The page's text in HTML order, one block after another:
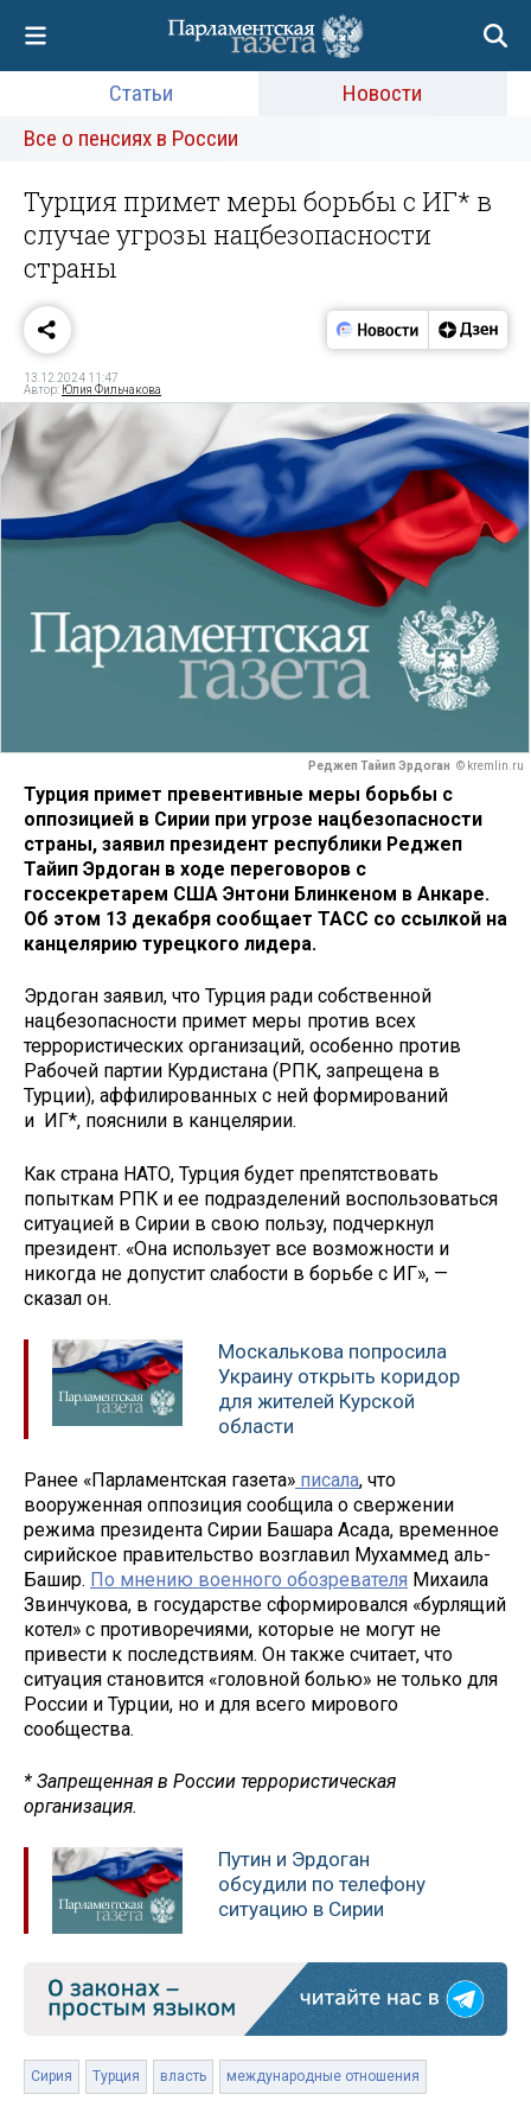
Статьи
Новости
Все о пенсиях в России
Турция примет меры борьбы с ИГ* в
случае угрозы нацбезопасности
страны
13.12.2024 11:47
Автор: Юлия Фильчакова
Реджеп Тайип Эрдоган © kremlin.ru
Турция примет превентивные меры борьбы с
оппозицией в Сирии при угрозе нацбезопасности
страны, заявил президент республики Реджеп
Тайип Эрдоган в ходе переговоров с
госсекретарем США Энтони Блинкеном в Анкаре.
Об этом 13 декабря сообщает ТАСС со ссылкой на
канцелярию турецкого лидера.
Эрдоган заявил, что Турция ради собственной
нацбезопасности примет меры против всех
террористических организаций, особенно против
Рабочей партии Курдистана (РПК, запрещена в
Турции), аффилированных с ней формирований
и ИГ*, пояснили в канцелярии.
Как страна НАТО, Турция будет препятствовать
попыткам РПК и ее подразделений воспользоваться
ситуацией в Сирии в свою пользу, подчеркнул
президент. «Она использует все возможности и
никогда не допустит слабости в борьбе с ИГ», —
сказал он.
Москалькова попросила
Украину открыть коридор
для жителей Курской
области
Ранее «Парламентская газета» писала, что
вооруженная оппозиция сообщила о свержении
режима президента Сирии Башара Асада, временное
сирийское правительство возглавил Мухаммед аль-
Башир. По мнению военного обозревателя Михаила
Звинчукова, в государстве сформировался «бурлящий
котел» с противоречиями, которые не могут не
привести к последствиям. Он также считает, что
ситуация становится «головной болью» не только для
России и Турции, но и для всего мирового
сообщества.
* Запрещенная в России террористическая
организация.
Путин и Эрдоган
обсудили по телефону
ситуацию в Сирии
Сирия Турция власть международные отношения